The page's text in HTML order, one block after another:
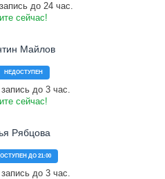
до 24 час.
сейчас!
Майлов
НЕДОСТУПЕН
до 3 час.
сейчас!
Рябцова
ДО 21:00
до 3 час.